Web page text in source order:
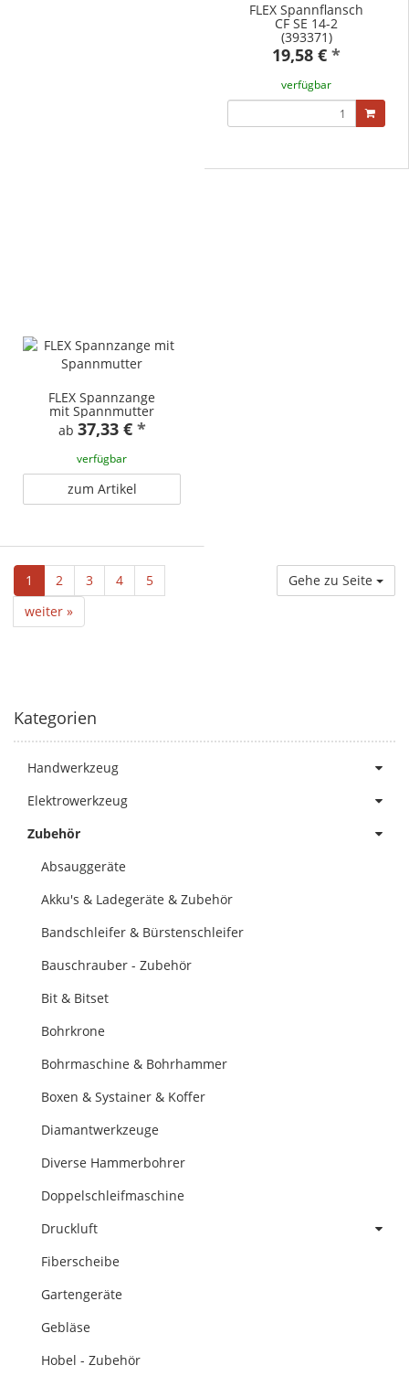
FLEX Spannflansch
CF SE 14-2
(393371)
19,58 € *
verfügbar
FLEX Spannzange
mit Spannmutter
ab 37,33 € *
verfügbar
zum Artikel
1 2 3 4
5
weiter »
Gehe zu Seite
Kategorien
Handwerkzeug
Elektrowerkzeug
Zubehör
Absauggeräte
Akku's & Ladegeräte & Zubehör
Bandschleifer & Bürstenschleifer
Bauschrauber - Zubehör
Bit & Bitset
Bohrkrone
Bohrmaschine & Bohrhammer
Boxen & Systainer & Koffer
Diamantwerkzeuge
Diverse Hammerbohrer
Doppelschleifmaschine
Druckluft
Fiberscheibe
Gartengeräte
Gebläse
Hobel - Zubehör